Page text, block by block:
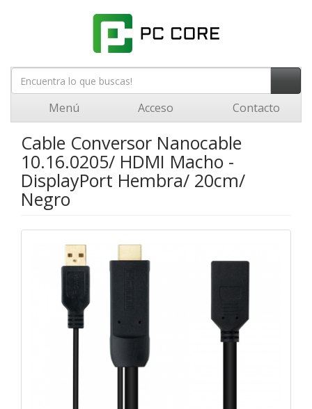
Menú Acceso Contacto
Cable Conversor Nanocable
10.16.0205/ HDMI Macho -
DisplayPort Hembra/ 20cm/
Negro